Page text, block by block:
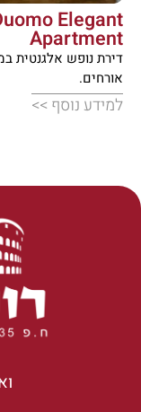
Elegant
Apartment
אורחים.
למידע נוסף >>
ואפשר